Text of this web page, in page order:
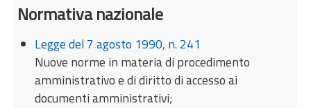
Normativa nazionale
Legge del 7 agosto 1990, n. 241
Nuove norme in materia di procedimento
amministrativo e di diritto di accesso ai
documenti amministrativi;